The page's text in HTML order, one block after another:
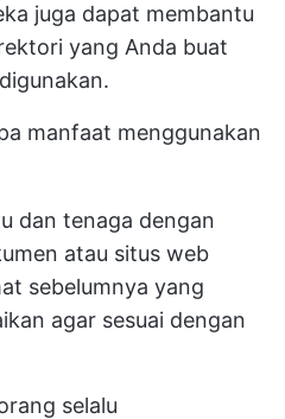
juga dapat membantu
yang Anda buat
manfaat menggunakan
dan tenaga dengan
atau situs web
sebelumnya yang
agar sesuai dengan
selalu